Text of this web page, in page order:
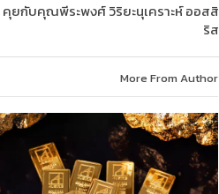
ยกับคุณพีระพงศ์ วิริยะนุเคราะห์ ออสสิ
ริส
More From Author